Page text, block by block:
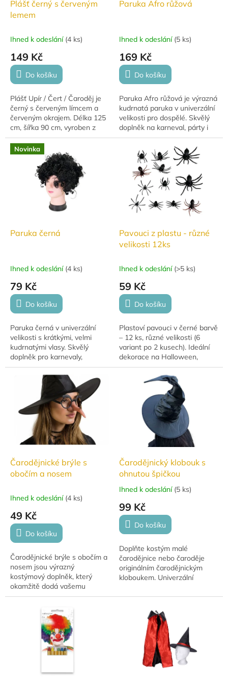
Plášť černý s červeným
lemem
Ihned k odeslání (4 ks)
149 Kč
Do košíku
Plášť Upír / Čert / Čaroděj je
černý s červeným límcem a
červeným okrajem. Délka 125
cm, šířka 90 cm, vyroben z
polyesteru. Ideální pro
Halloween, karneval nebo
tematické oslavy.
Paruka Afro růžová
Ihned k odeslání (5 ks)
169 Kč
Do košíku
Paruka Afro růžová je výrazná
kudrnatá paruka v univerzální
velikosti pro dospělé. Skvělý
doplněk na karneval, párty i
tematické akce.
Novinka
Paruka černá
Ihned k odeslání (4 ks)
79 Kč
Do košíku
Paruka černá v univerzální
velikosti s krátkými, velmi
kudrnatými vlasy. Skvělý
doplněk pro karnevaly,
maškarní či tematické párty.
Pavouci z plastu - různé
velikosti 12ks
Ihned k odeslání (>5 ks)
59 Kč
Do košíku
Plastoví pavouci v černé barvě
– 12 ks, různé velikosti (6
variant po 2 kusech). Ideální
dekorace na Halloween,
strašidelné párty a tematické
Čarodějnické brýle s
obočím a nosem
Ihned k odeslání (4 ks)
49 Kč
Do košíku
Čarodějnické brýle s obočím a
nosem jsou výrazný
kostýmový doplněk, který
okamžitě dodá vašemu
převleku autentický a zábavný
doplňky, na karneval...
Čarodějnický klobouk s
ohnutou špičkou
Průměrné
produktu
je
5,0
5
hvězdiček.
Ihned k odeslání (5 ks)
99 Kč
Do košíku
Doplňte kostým malé
čarodějnice nebo čaroděje
originálním čarodějnickým
kloboukem. Univerzální
snadné tvarování díky všitému